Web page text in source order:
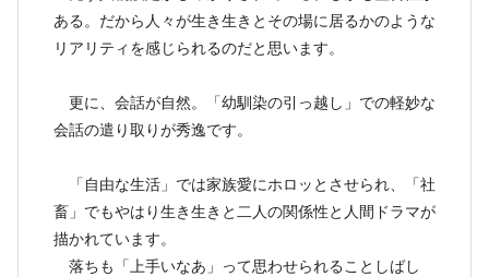
ある。だから人々が生き生きとその場に居るかのような
リアリティを感じられるのだと思います。
更に、会話が自然。「幼馴染の引っ越し」での軽妙な
会話の遣り取りが秀逸です。
「自由な生活」では家族愛にホロッとさせられ、「社
畜」でもやはり生き生きと二人の関係性と人間ドラマが
描かれています。
落ちも「上手いなあ」って思わせられることしばし